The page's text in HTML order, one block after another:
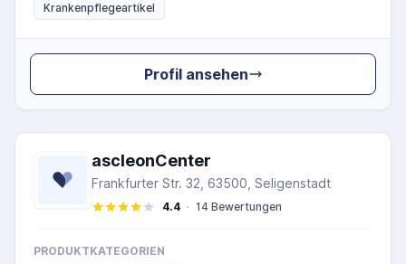
Krankenpflegeartikel
Profil ansehen
ascleonCenter
Frankfurter Str. 32, 63500, Seligenstadt
4.4 · 14 Bewertungen
PRODUKTKATEGORIEN